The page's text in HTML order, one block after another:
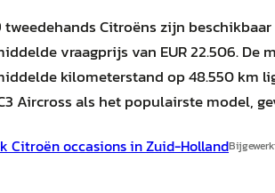
tweedehands Citroëns zijn
vraagprijs van EUR 22.506. De
kilometerstand op 48.550 km
Aircross als het populairste model,
Citroënoccasions inZuid-Holland